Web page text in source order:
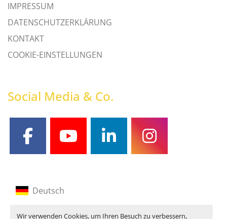
Wir verwenden Cookies, um Ihren Besuch zu verbessern,
IMPRESSUM
DATENSCHUTZERKLÄRUNG
KONTAKT
COOKIE-EINSTELLUNGEN
Social Media & Co.
facebookyoutubelinkedininstagram
Deutsch
Englisch